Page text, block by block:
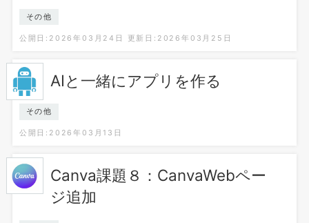
その他
公開日:2026年03月24日 更新日:2026年03月25日
AIと一緒にアプリを作る
その他
公開日:2026年03月13日
Canva課題８：CanvaWebペー
ジ追加